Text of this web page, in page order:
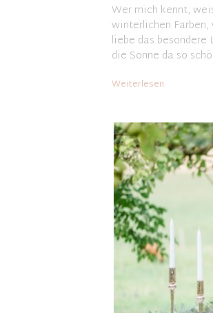
Wer mich kennt,
winterlichen
liebe das
die Sonne da so
Weiterlesen